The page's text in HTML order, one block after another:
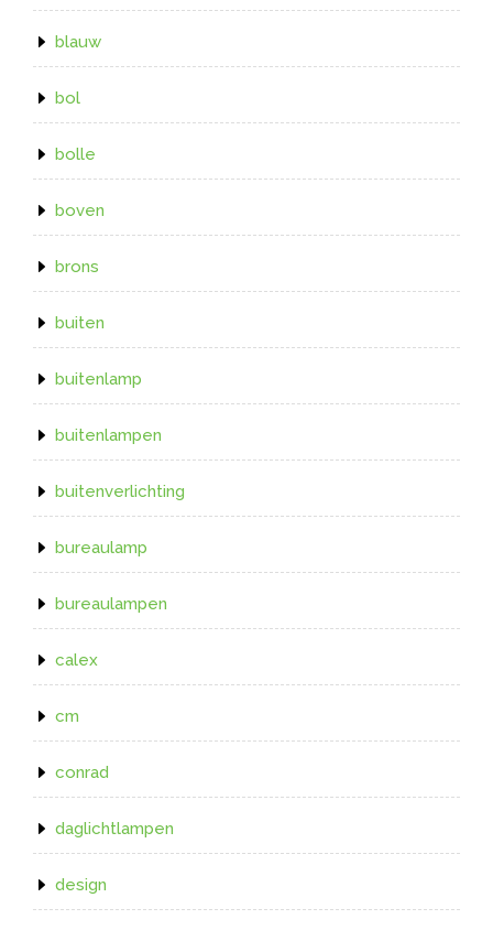
blauw
bol
bolle
boven
brons
buiten
buitenlamp
buitenlampen
buitenverlichting
bureaulamp
bureaulampen
calex
cm
conrad
daglichtlampen
design